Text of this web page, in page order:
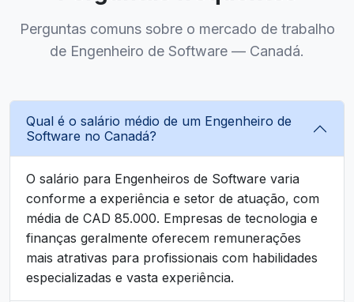
Perguntas comuns sobre o mercado de trabalho
de Engenheiro de Software — Canadá.
Qual é o salário médio de um Engenheiro de
Software no Canadá?
O salário para Engenheiros de Software varia
conforme a experiência e setor de atuação, com
média de CAD 85.000. Empresas de tecnologia e
finanças geralmente oferecem remunerações
mais atrativas para profissionais com habilidades
especializadas e vasta experiência.